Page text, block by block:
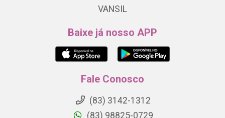
VANSIL
Baixe já nosso APP
Fale Conosco
(83) 3142-1312
(83) 98825-0729